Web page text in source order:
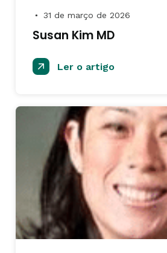
● 31 de março de 2026
Susan Kim MD
Ler o artigo